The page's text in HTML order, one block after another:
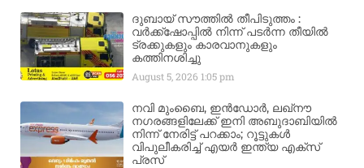
ദുബായ് സൗത്തിൽ തീപിടുത്തം :
വർക്ക്‌ഷോപ്പിൽ നിന്ന് പടർന്ന തീയിൽ
ട്രക്കുകളും കാരവാനുകളും
കത്തിനശിച്ചു
August 5, 2026 1:05 pm
നവി മുംബൈ, ഇൻഡോർ, ലഖ്നൗ
നഗരങ്ങളിലേക്ക് ഇനി അബുദാബിയിൽ
നിന്ന് നേരിട്ട് പറക്കാം; റൂട്ടുകൾ
വിപുലീകരിച്ച് എയർ ഇന്ത്യ എക്സ്
പ്രസ്